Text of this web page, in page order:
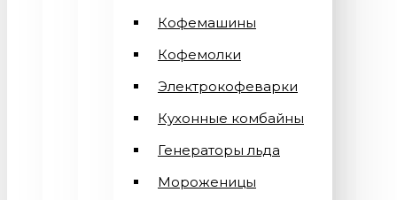
Кофемашины
Кофемолки
Электрокофеварки
Кухонные комбайны
Генераторы льда
Мороженицы